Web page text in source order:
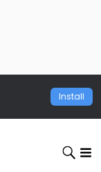
Install